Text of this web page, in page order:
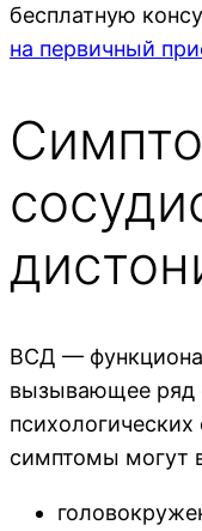
бесплатную
на первичный
ВСД —
вызывающее ряд
симптомы могут